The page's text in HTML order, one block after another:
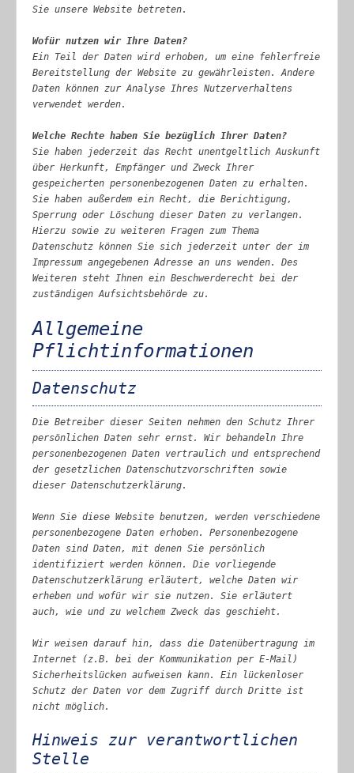
Sie unsere Website betreten.
Wofür nutzen wir Ihre Daten?
Ein Teil der Daten wird erhoben, um eine fehlerfreie
Bereitstellung der Website zu gewährleisten. Andere
Daten können zur Analyse Ihres Nutzerverhaltens
verwendet werden.
Welche Rechte haben Sie bezüglich Ihrer Daten?
Sie haben jederzeit das Recht unentgeltlich Auskunft
über Herkunft, Empfänger und Zweck Ihrer
gespeicherten personenbezogenen Daten zu erhalten.
Sie haben außerdem ein Recht, die Berichtigung,
Sperrung oder Löschung dieser Daten zu verlangen.
Hierzu sowie zu weiteren Fragen zum Thema
Datenschutz können Sie sich jederzeit unter der im
Impressum angegebenen Adresse an uns wenden. Des
Weiteren steht Ihnen ein Beschwerderecht bei der
zuständigen Aufsichtsbehörde zu.
Allgemeine
Pflichtinformationen
Datenschutz
Die Betreiber dieser Seiten nehmen den Schutz Ihrer
persönlichen Daten sehr ernst. Wir behandeln Ihre
personenbezogenen Daten vertraulich und entsprechend
der gesetzlichen Datenschutzvorschriften sowie
dieser Datenschutzerklärung.
Wenn Sie diese Website benutzen, werden verschiedene
personenbezogene Daten erhoben. Personenbezogene
Daten sind Daten, mit denen Sie persönlich
identifiziert werden können. Die vorliegende
Datenschutzerklärung erläutert, welche Daten wir
erheben und wofür wir sie nutzen. Sie erläutert
auch, wie und zu welchem Zweck das geschieht.
Wir weisen darauf hin, dass die Datenübertragung im
Internet (z.B. bei der Kommunikation per E-Mail)
Sicherheitslücken aufweisen kann. Ein lückenloser
Schutz der Daten vor dem Zugriff durch Dritte ist
nicht möglich.
Hinweis zur verantwortlichen
Stelle